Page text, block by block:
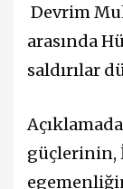
Devrim
arasında
saldırılar
güçlerinin,